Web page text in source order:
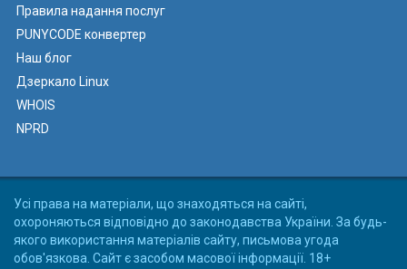
Правила надання послуг
PUNYCODE конвертер
Наш блог
Дзеркало Linux
WHOIS
NPRD
Усі права на матеріали, що знаходяться на сайті,
охороняються відповідно до законодавства України. За будь-
якого використання матеріалів сайту, письмова угода
обов'язкова. Сайт є засобом масової інформації. 18+